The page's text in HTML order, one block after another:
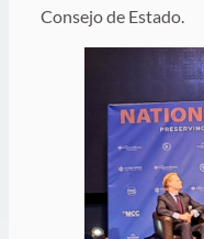
Consejo de Estado.